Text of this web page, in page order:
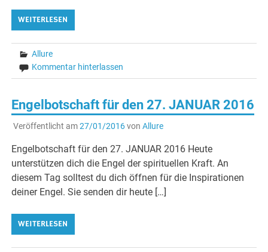
WEITERLESEN
Allure
Kommentar hinterlassen
Engelbotschaft für den 27. JANUAR 2016
Veröffentlicht am27/01/2016von Allure
Engelbotschaft für den 27. JANUAR 2016 Heute
unterstützen dich die Engel der spirituellen Kraft. An
diesem Tag solltest du dich öffnen für die Inspirationen
deiner Engel. Sie senden dir heute […]
WEITERLESEN